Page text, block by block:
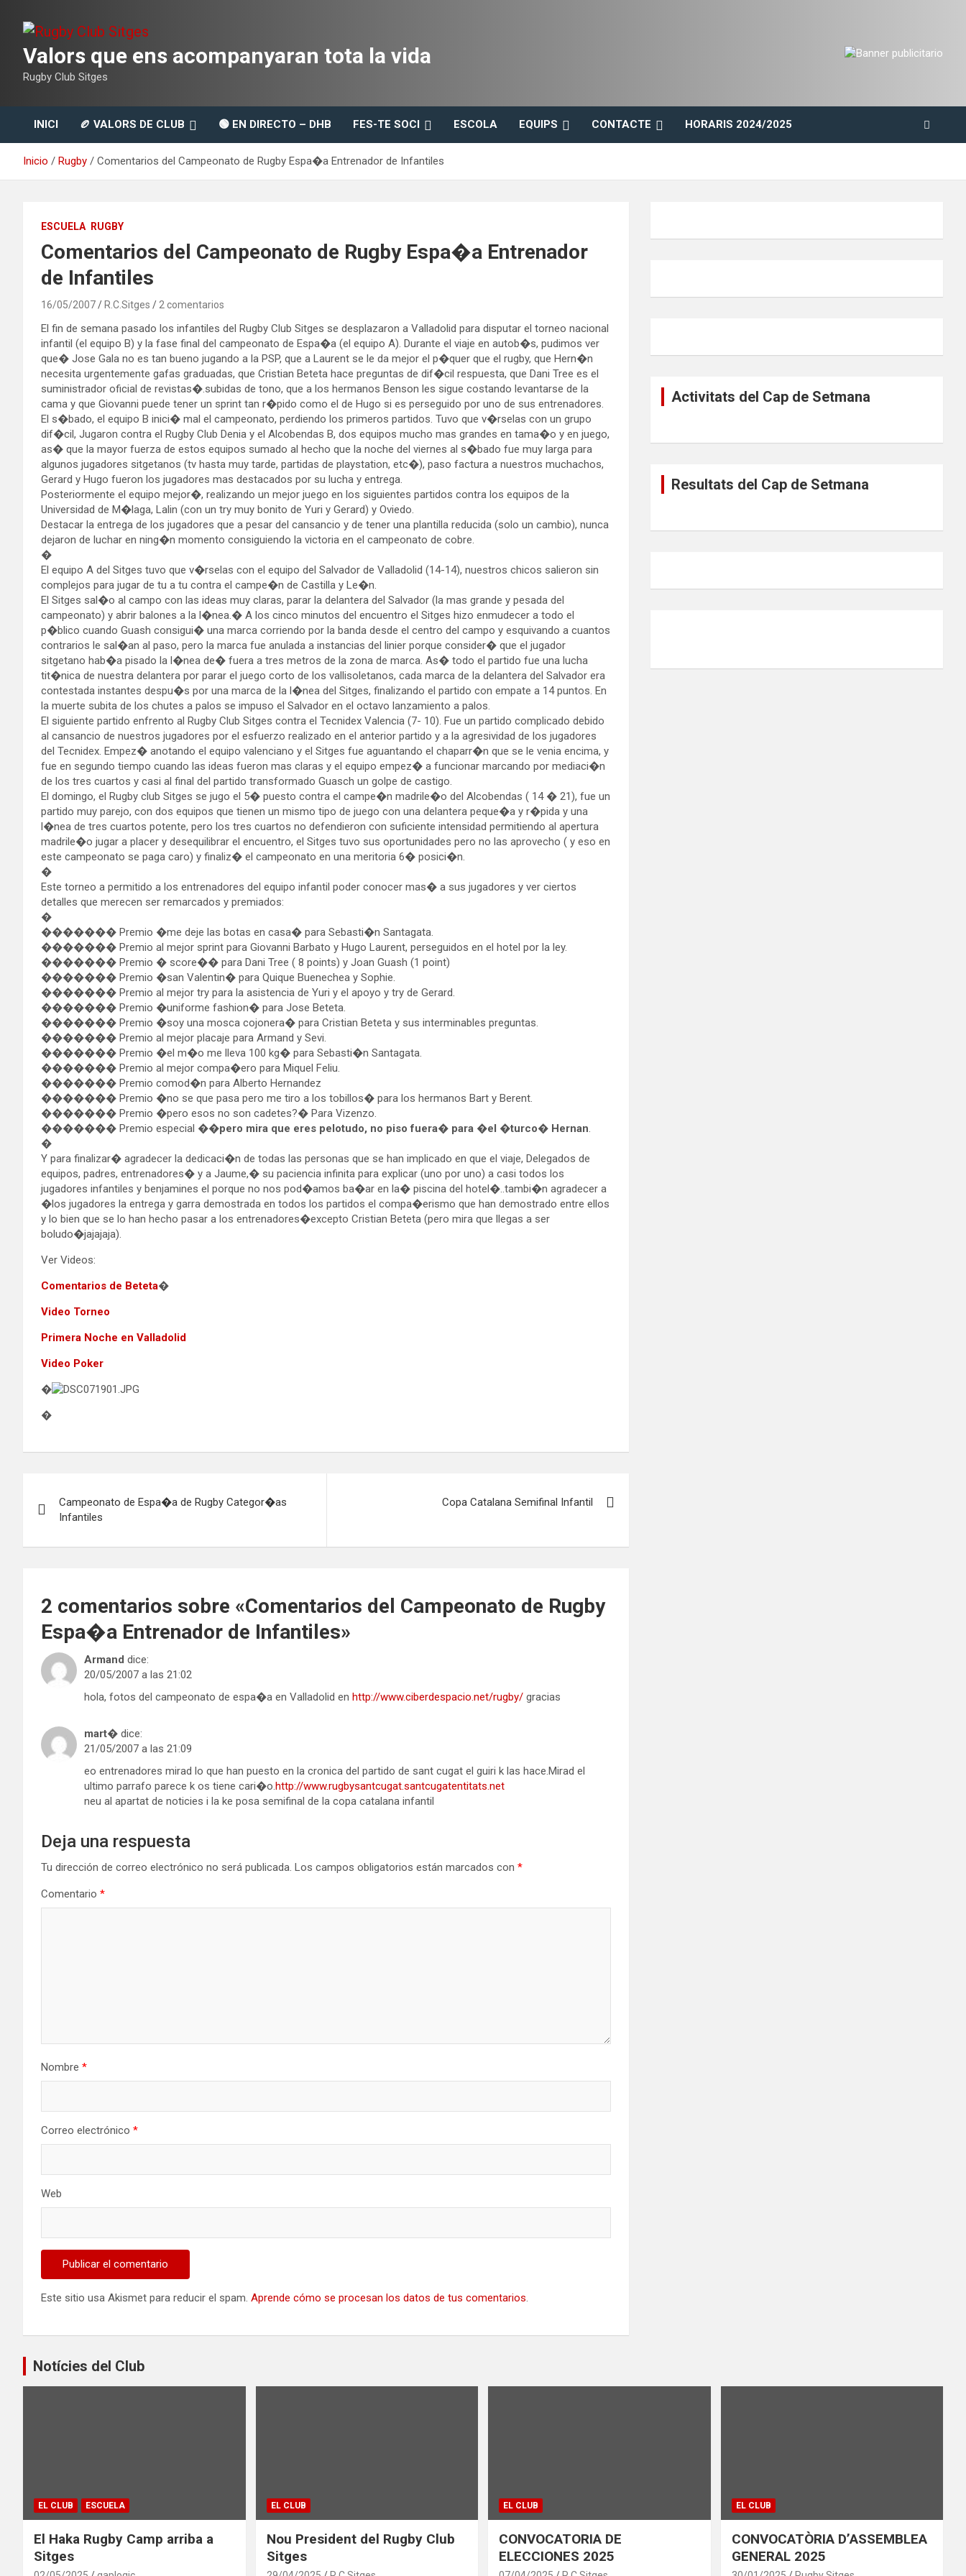
contenido
Valors que ens acompanyaran tota la vida
Rugby Club Sitges
INICI 🏉 VALORS DE CLUB 🟢 EN DIRECTO – DHB FES-TE SOCI ESCOLA EQUIPS CONTACTE HORARIS 2024/2025
Inicio Rugby Comentarios del Campeonato de Rugby Espa�a Entrenador de Infantiles
ESCUELA RUGBY
Comentarios del Campeonato de Rugby Espa�a Entrenador
de Infantiles
16/05/2007 R.C.Sitges 2 comentarios
El fin de semana pasado los infantiles del Rugby Club Sitges se desplazaron a Valladolid para disputar el torneo nacional
infantil (el equipo B) y la fase final del campeonato de Espa�a (el equipo A). Durante el viaje en autob�s, pudimos ver
que� Jose Gala no es tan bueno jugando a la PSP, que a Laurent se le da mejor el p�quer que el rugby, que Hern�n
necesita urgentemente gafas graduadas, que Cristian Beteta hace preguntas de dif�cil respuesta, que Dani Tree es el
suministrador oficial de revistas�.subidas de tono, que a los hermanos Benson les sigue costando levantarse de la
cama y que Giovanni puede tener un sprint tan r�pido como el de Hugo si es perseguido por uno de sus entrenadores.
El s�bado, el equipo B inici� mal el campeonato, perdiendo los primeros partidos. Tuvo que v�rselas con un grupo
dif�cil, Jugaron contra el Rugby Club Denia y el Alcobendas B, dos equipos mucho mas grandes en tama�o y en juego,
as� que la mayor fuerza de estos equipos sumado al hecho que la noche del viernes al s�bado fue muy larga para
algunos jugadores sitgetanos (tv hasta muy tarde, partidas de playstation, etc�), paso factura a nuestros muchachos,
Gerard y Hugo fueron los jugadores mas destacados por su lucha y entrega.
Posteriormente el equipo mejor�, realizando un mejor juego en los siguientes partidos contra los equipos de la
Universidad de M�laga, Lalin (con un try muy bonito de Yuri y Gerard) y Oviedo.
Destacar la entrega de los jugadores que a pesar del cansancio y de tener una plantilla reducida (solo un cambio), nunca
dejaron de luchar en ning�n momento consiguiendo la victoria en el campeonato de cobre.
�
El equipo A del Sitges tuvo que v�rselas con el equipo del Salvador de Valladolid (14-14), nuestros chicos salieron sin
complejos para jugar de tu a tu contra el campe�n de Castilla y Le�n.
El Sitges sal�o al campo con las ideas muy claras, parar la delantera del Salvador (la mas grande y pesada del
campeonato) y abrir balones a la l�nea.� A los cinco minutos del encuentro el Sitges hizo enmudecer a todo el
p�blico cuando Guash consigui� una marca corriendo por la banda desde el centro del campo y esquivando a cuantos
contrarios le sal�an al paso, pero la marca fue anulada a instancias del linier porque consider� que el jugador
sitgetano hab�a pisado la l�nea de� fuera a tres metros de la zona de marca. As� todo el partido fue una lucha
tit�nica de nuestra delantera por parar el juego corto de los vallisoletanos, cada marca de la delantera del Salvador era
contestada instantes despu�s por una marca de la l�nea del Sitges, finalizando el partido con empate a 14 puntos. En
la muerte subita de los chutes a palos se impuso el Salvador en el octavo lanzamiento a palos.
El siguiente partido enfrento al Rugby Club Sitges contra el Tecnidex Valencia (7- 10). Fue un partido complicado debido
al cansancio de nuestros jugadores por el esfuerzo realizado en el anterior partido y a la agresividad de los jugadores
del Tecnidex. Empez� anotando el equipo valenciano y el Sitges fue aguantando el chaparr�n que se le venia encima, y
fue en segundo tiempo cuando las ideas fueron mas claras y el equipo empez� a funcionar marcando por mediaci�n
de los tres cuartos y casi al final del partido transformado Guasch un golpe de castigo.
El domingo, el Rugby club Sitges se jugo el 5� puesto contra el campe�n madrile�o del Alcobendas ( 14 � 21), fue un
partido muy parejo, con dos equipos que tienen un mismo tipo de juego con una delantera peque�a y r�pida y una
l�nea de tres cuartos potente, pero los tres cuartos no defendieron con suficiente intensidad permitiendo al apertura
madrile�o jugar a placer y desequilibrar el encuentro, el Sitges tuvo sus oportunidades pero no las aprovecho ( y eso en
este campeonato se paga caro) y finaliz� el campeonato en una meritoria 6� posici�n.
�
Este torneo a permitido a los entrenadores del equipo infantil poder conocer mas� a sus jugadores y ver ciertos
detalles que merecen ser remarcados y premiados:
�
������� Premio �me deje las botas en casa� para Sebasti�n Santagata.
������� Premio al mejor sprint para Giovanni Barbato y Hugo Laurent, perseguidos en el hotel por la ley.
������� Premio � score�� para Dani Tree ( 8 points) y Joan Guash (1 point)
������� Premio �san Valentin� para Quique Buenechea y Sophie.
������� Premio al mejor try para la asistencia de Yuri y el apoyo y try de Gerard.
������� Premio �uniforme fashion� para Jose Beteta.
������� Premio �soy una mosca cojonera� para Cristian Beteta y sus interminables preguntas.
������� Premio al mejor placaje para Armand y Sevi.
������� Premio �el m�o me lleva 100 kg� para Sebasti�n Santagata.
������� Premio al mejor compa�ero para Miquel Feliu.
������� Premio comod�n para Alberto Hernandez
������� Premio �no se que pasa pero me tiro a los tobillos� para los hermanos Bart y Berent.
������� Premio �pero esos no son cadetes?� Para Vizenzo.
������� Premio especial ��pero mira que eres pelotudo, no piso fuera� para �el �turco� Hernan.
�
Y para finalizar� agradecer la dedicaci�n de todas las personas que se han implicado en que el viaje, Delegados de
equipos, padres, entrenadores� y a Jaume,� su paciencia infinita para explicar (uno por uno) a casi todos los
jugadores infantiles y benjamines el porque no nos pod�amos ba�ar en la� piscina del hotel�..tambi�n agradecer a
�los jugadores la entrega y garra demostrada en todos los partidos el compa�erismo que han demostrado entre ellos
y lo bien que se lo han hecho pasar a los entrenadores�excepto Cristian Beteta (pero mira que llegas a ser
boludo�jajajaja).
Ver Videos:
Comentarios de Beteta�
Video Torneo
Primera Noche en Valladolid
Video Poker
�
�
de
entradas
Campeonato de Espa�a de Rugby Categor�as
Infantiles
Copa Catalana Semifinal Infantil
2 comentarios sobre «Comentarios del Campeonato de Rugby
Espa�a Entrenador de Infantiles»
Armand dice:
20/05/2007 a las 21:02
hola, fotos del campeonato de espa�a en Valladolid en http://www.ciberdespacio.net/rugby/ gracias
mart� dice:
21/05/2007 a las 21:09
eo entrenadores mirad lo que han puesto en la cronica del partido de sant cugat el guiri k las hace.Mirad el
ultimo parrafo parece k os tiene cari�o.http://www.rugbysantcugat.santcugatentitats.net
neu al apartat de noticies i la ke posa semifinal de la copa catalana infantil
Deja una respuesta
Tu dirección de correo electrónico no será publicada. Los campos obligatorios están marcados con *
Comentario *
Nombre *
Correo electrónico *
Web
Este sitio usa Akismet para reducir el spam. Aprende cómo se procesan los datos de tus comentarios.
Activitats del Cap de Setmana
Resultats del Cap de Setmana
Notícies del Club
EL CLUB ESCUELA
El Haka Rugby Camp arriba a
Sitges
EL CLUB
Nou President del Rugby Club
Sitges
EL CLUB
CONVOCATORIA DE
ELECCIONES 2025
EL CLUB
CONVOCATÒRIA D’ASSEMBLEA
GENERAL 2025